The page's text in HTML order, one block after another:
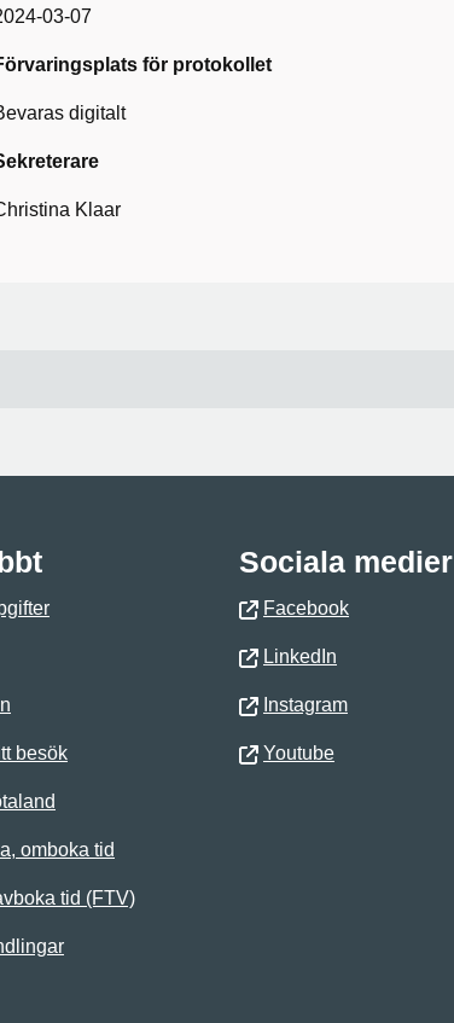
03-07
för protokollet
digitalt
Klaar
besök
omboka tid
tid (FTV)
Sociala medier
Facebook
LinkedIn
Instagram
Youtube